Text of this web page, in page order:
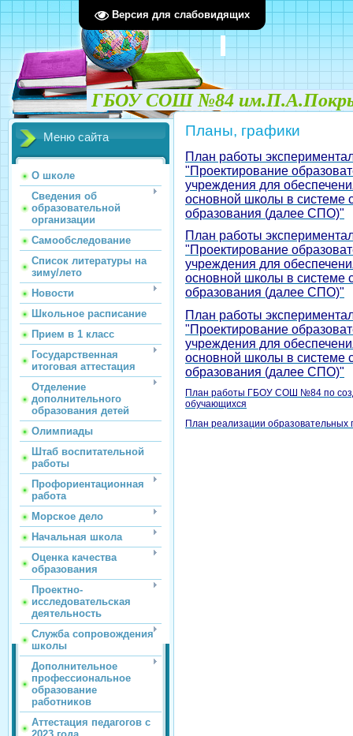
Версия для слабовидящих
ГБОУ СОШ №84
Меню сайта
О школе
Сведения об
образовательной
организации
Самообследование
Список литературы на
зиму/лето
Новости
Школьное расписание
Прием в 1 класс
Государственная
итоговая аттестация
Отделение
дополнительного
образования детей
Олимпиады
Штаб воспитательной
работы
Профориентационная
работа
Морское дело
Начальная школа
Оценка качества
образования
Проектно-
исследовательская
деятельность
Служба сопровождения
школы
Дополнительное
профессиональное
образование
работников
Аттестация педагогов с
Планы, графики
План работы
"Проектирование
учреждения для
основной школы в системе
образования (далее СПО)"
План работы
"Проектирование
учреждения для
основной школы в системе
образования (далее СПО)"
План работы
"Проектирование
учреждения для
основной школы в системе
образования (далее СПО)"
План работы ГБОУ СОШ №84 по
обучающихся
План реализации